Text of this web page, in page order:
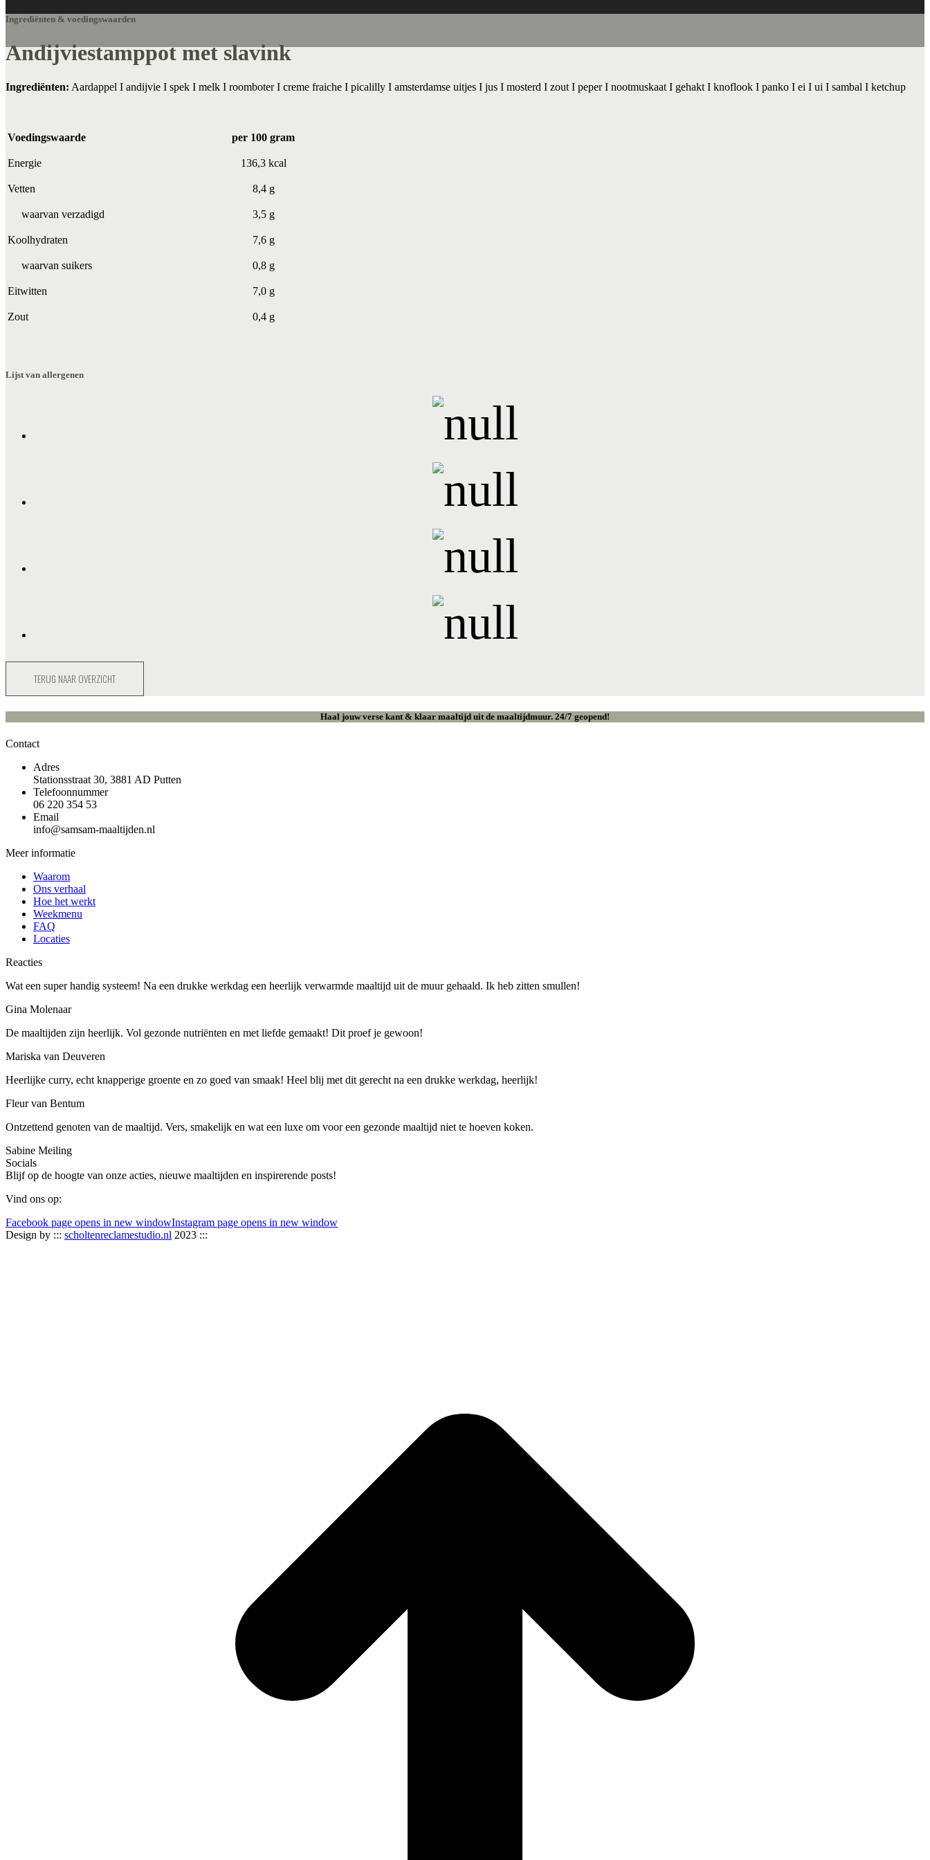
Ingrediënten & voedingswaarden
Andijviestamppot met slavink
Ingrediënten: Aardappel I andijvie I spek I melk I roomboter I creme fraiche I picalilly I amsterdamse uitjes I jus I mosterd I zout I peper I nootmuskaat I gehakt I knoflook I panko I ei I ui I sambal I ketchup
Voedingswaarde per 100 gram
Energie 136,3 kcal
Vetten 8,4 g
waarvan verzadigd 3,5 g
Koolhydraten 7,6 g
waarvan suikers 0,8 g
Eitwitten 7,0 g
Zout 0,4 g
Lijst van allergenen
TERUG NAAR OVERZICHT
Haal jouw verse kant & klaar maaltijd uit de maaltijdmuur. 24/7 geopend!
Contact
Adres
Stationsstraat 30, 3881 AD Putten
Telefoonnummer
06 220 354 53
Email
info@samsam-maaltijden.nl
Meer informatie
Waarom
Ons verhaal
Hoe het werkt
Weekmenu
FAQ
Locaties
Reacties
Wat een super handig systeem! Na een drukke werkdag een heerlijk verwarmde maaltijd uit de muur gehaald. Ik heb zitten smullen!
Gina Molenaar
De maaltijden zijn heerlijk. Vol gezonde nutriënten en met liefde gemaakt! Dit proef je gewoon!
Mariska van Deuveren
Heerlijke curry, echt knapperige groente en zo goed van smaak! Heel blij met dit gerecht na een drukke werkdag, heerlijk!
Fleur van Bentum
Ontzettend genoten van de maaltijd. Vers, smakelijk en wat een luxe om voor een gezonde maaltijd niet te hoeven koken.
Sabine Meiling
Socials
Blijf op de hoogte van onze acties, nieuwe maaltijden en inspirerende posts!
Vind ons op:
Facebook page opens in new windowInstagram page opens in new window
Design by ::: scholtenreclamestudio.nl 2023 :::